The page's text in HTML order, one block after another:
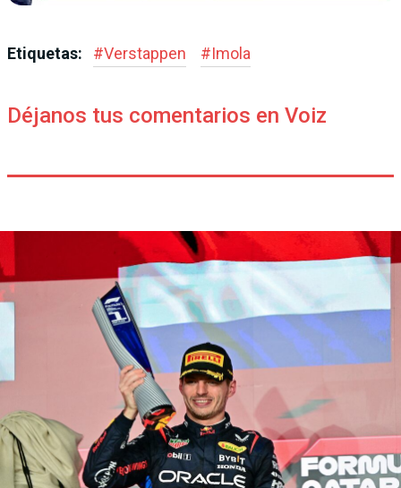
Etiquetas: #Verstappen #Imola
Déjanos tus comentarios en Voiz